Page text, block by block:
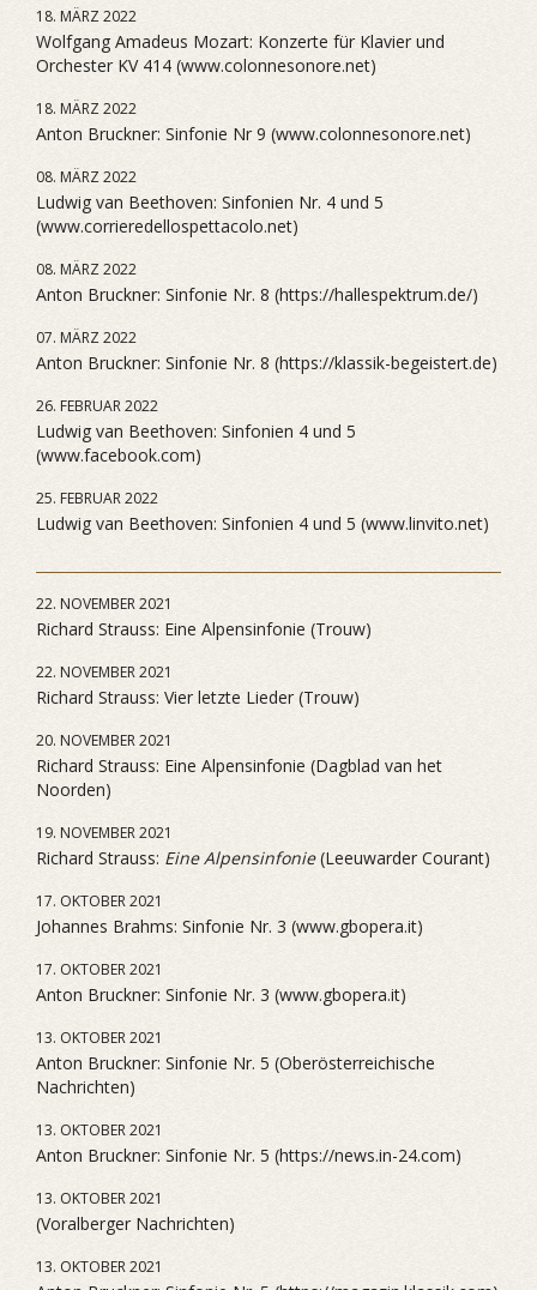
18. MÄRZ 2022
Wolfgang Amadeus Mozart: Konzerte für Klavier und
Orchester KV 414 (www.colonnesonore.net)
18. MÄRZ 2022
Anton Bruckner: Sinfonie Nr 9 (www.colonnesonore.net)
08. MÄRZ 2022
Ludwig van Beethoven: Sinfonien Nr. 4 und 5
(www.corrieredellospettacolo.net)
08. MÄRZ 2022
Anton Bruckner: Sinfonie Nr. 8 (https://hallespektrum.de/)
07. MÄRZ 2022
Anton Bruckner: Sinfonie Nr. 8 (https://klassik-begeistert.de)
26. FEBRUAR 2022
Ludwig van Beethoven: Sinfonien 4 und 5
(www.facebook.com)
25. FEBRUAR 2022
Ludwig van Beethoven: Sinfonien 4 und 5 (www.linvito.net)
22. NOVEMBER 2021
Richard Strauss: Eine Alpensinfonie (Trouw)
22. NOVEMBER 2021
Richard Strauss: Vier letzte Lieder (Trouw)
20. NOVEMBER 2021
Richard Strauss: Eine Alpensinfonie (Dagblad van het
Noorden)
19. NOVEMBER 2021
Richard Strauss: Eine Alpensinfonie(Leeuwarder Courant)
17. OKTOBER 2021
Johannes Brahms: Sinfonie Nr. 3 (www.gbopera.it)
17. OKTOBER 2021
Anton Bruckner: Sinfonie Nr. 3 (www.gbopera.it)
13. OKTOBER 2021
Anton Bruckner: Sinfonie Nr. 5 (Oberösterreichische
Nachrichten)
13. OKTOBER 2021
Anton Bruckner: Sinfonie Nr. 5 (https://news.in-24.com)
13. OKTOBER 2021
(Voralberger Nachrichten)
13. OKTOBER 2021